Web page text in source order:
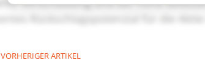
VORHERIGER ARTIKEL